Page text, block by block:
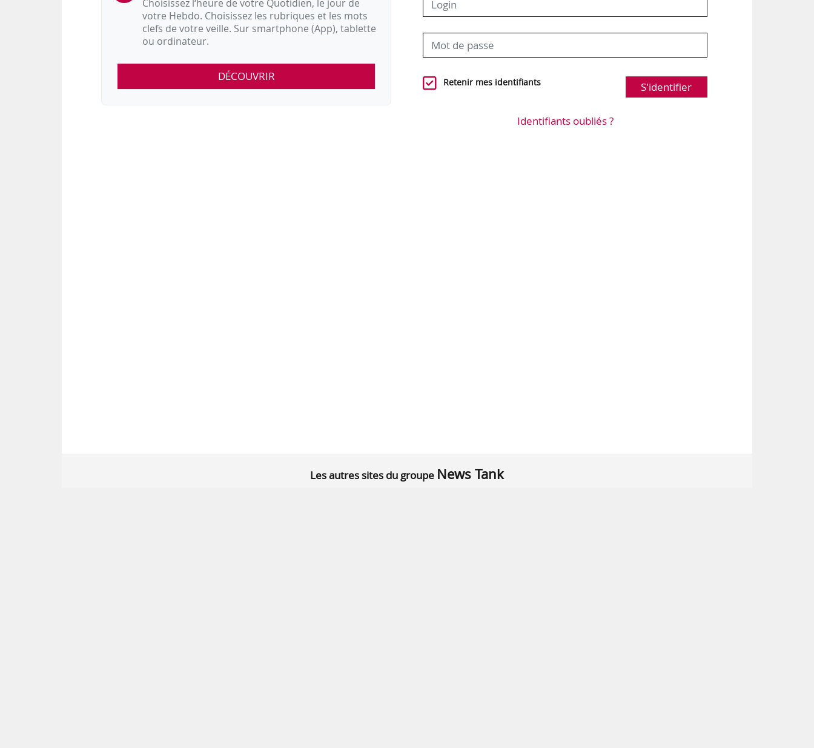
Choisissez l‘heure de votre Quotidien, le jour de
votre Hebdo. Choisissez les rubriques et les mots
clefs de votre veille. Sur smartphone (App), tablette
ou ordinateur.
DÉCOUVRIR Retenir mes identifiants S'identifier
Identifiants oubliés ?
Les autres sites du groupe News Tank